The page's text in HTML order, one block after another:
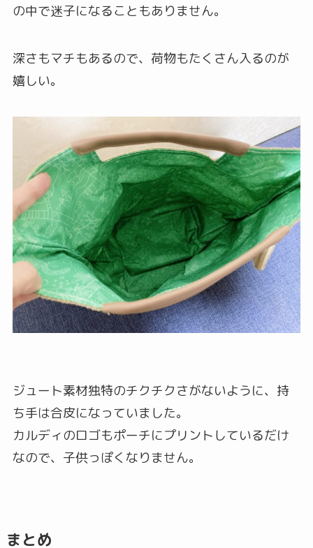
の中で迷子になることもありません。
深さもマチもあるので、荷物もたくさん入るのが
嬉しい。
ジュート素材独特のチクチクさがないように、持
ち手は合皮になっていました。
カルディのロゴもポーチにプリントしているだけ
なので、子供っぽくなりません。
まとめ